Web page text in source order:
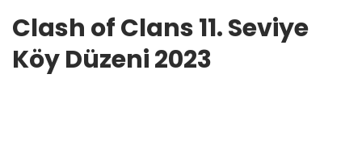
Clash of Clans 11. Seviye
Köy Düzeni 2023